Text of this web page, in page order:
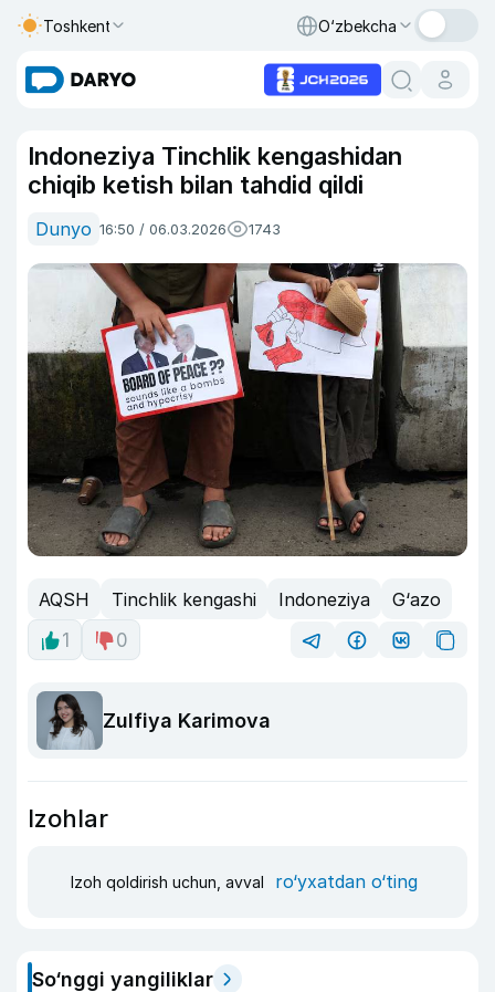
Toshkent O‘zbekcha
Indoneziya Tinchlik kengashidan
chiqib ketish bilan tahdid qildi
Dunyo 16:50 / 06.03.2026 1743
AQSH Tinchlik kengashi Indoneziya
G‘azo
1
0
Zulfiya Karimova
Izohlar
Izoh qoldirish uchun, avval ro‘yxatdan o‘ting
So‘nggi yangiliklar